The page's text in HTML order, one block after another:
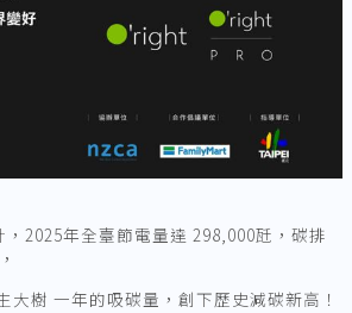
2025年全臺節電量達 298,000瓩，碳排
大樹 一年的吸碳量，創下歷史減碳新高！